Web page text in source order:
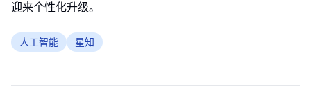
迎来个性化升级。
人工智能 星知